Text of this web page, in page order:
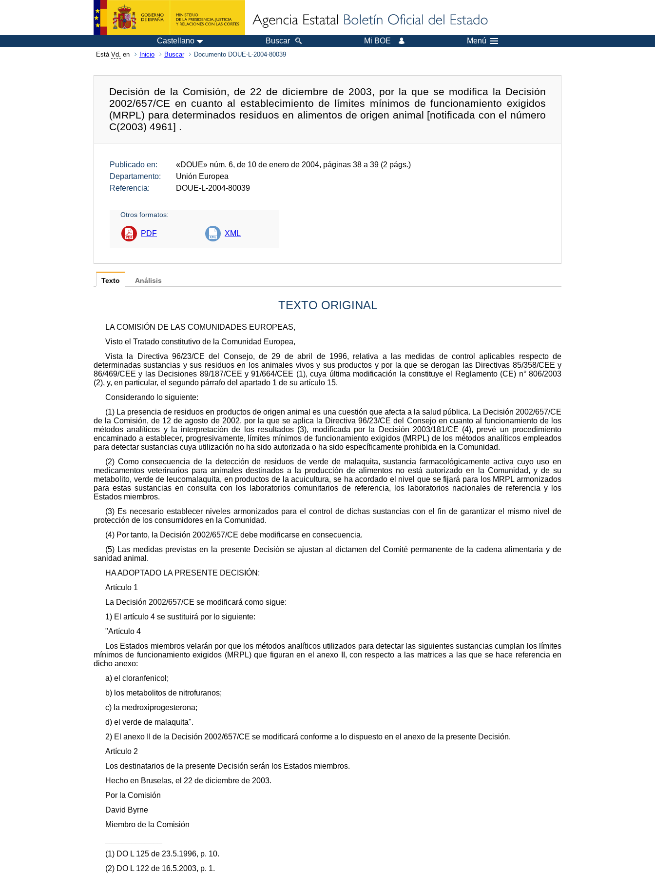
Castellano Buscar Mi BOE Menú
Está Vd. en Inicio Buscar Documento DOUE-L-2004-80039
Decisión de la Comisión, de 22 de diciembre de 2003, por la que se modifica la Decisión
2002/657/CE en cuanto al establecimiento de límites mínimos de funcionamiento exigidos
(MRPL) para determinados residuos en alimentos de origen animal [notificada con el número
C(2003) 4961] .
Publicado en: «DOUE» núm. 6, de 10 de enero de 2004, páginas 38 a 39 (2 págs.)
Departamento:
Unión Europea
Referencia:
DOUE-L-2004-80039
Otros formatos:
PDF XML
Texto
TEXTO ORIGINAL
LA COMISIÓN DE LAS COMUNIDADES EUROPEAS,
Visto el Tratado constitutivo de la Comunidad Europea,
Vista la Directiva 96/23/CE del Consejo, de 29 de abril de 1996, relativa a las medidas de control aplicables respecto de
determinadas sustancias y sus residuos en los animales vivos y sus productos y por la que se derogan las Directivas 85/358/CEE y
86/469/CEE y las Decisiones 89/187/CEE y 91/664/CEE (1), cuya última modificación la constituye el Reglamento (CE) n° 806/2003
(2), y, en particular, el segundo párrafo del apartado 1 de su artículo 15,
Considerando lo siguiente:
(1) La presencia de residuos en productos de origen animal es una cuestión que afecta a la salud pública. La Decisión 2002/657/CE
de la Comisión, de 12 de agosto de 2002, por la que se aplica la Directiva 96/23/CE del Consejo en cuanto al funcionamiento de los
métodos analíticos y la interpretación de los resultados (3), modificada por la Decisión 2003/181/CE (4), prevé un procedimiento
encaminado a establecer, progresivamente, límites mínimos de funcionamiento exigidos (MRPL) de los métodos analíticos empleados
para detectar sustancias cuya utilización no ha sido autorizada o ha sido específicamente prohibida en la Comunidad.
(2) Como consecuencia de la detección de residuos de verde de malaquita, sustancia farmacológicamente activa cuyo uso en
medicamentos veterinarios para animales destinados a la producción de alimentos no está autorizado en la Comunidad, y de su
metabolito, verde de leucomalaquita, en productos de la acuicultura, se ha acordado el nivel que se fijará para los MRPL armonizados
para estas sustancias en consulta con los laboratorios comunitarios de referencia, los laboratorios nacionales de referencia y los
Estados miembros.
(3) Es necesario establecer niveles armonizados para el control de dichas sustancias con el fin de garantizar el mismo nivel de
protección de los consumidores en la Comunidad.
(4) Por tanto, la Decisión 2002/657/CE debe modificarse en consecuencia.
(5) Las medidas previstas en la presente Decisión se ajustan al dictamen del Comité permanente de la cadena alimentaria y de
sanidad animal.
HA ADOPTADO LA PRESENTE DECISIÓN:
Artículo 1
La Decisión 2002/657/CE se modificará como sigue:
1) El artículo 4 se sustituirá por lo siguiente:
"Artículo 4
Los Estados miembros velarán por que los métodos analíticos utilizados para detectar las siguientes sustancias cumplan los límites
mínimos de funcionamiento exigidos (MRPL) que figuran en el anexo II, con respecto a las matrices a las que se hace referencia en
dicho anexo:
a) el cloranfenicol;
b) los metabolitos de nitrofuranos;
c) la medroxiprogesterona;
d) el verde de malaquita".
2) El anexo II de la Decisión 2002/657/CE se modificará conforme a lo dispuesto en el anexo de la presente Decisión.
Artículo 2
Los destinatarios de la presente Decisión serán los Estados miembros.
Hecho en Bruselas, el 22 de diciembre de 2003.
Por la Comisión
David Byrne
Miembro de la Comisión
(1) DO L 125 de 23.5.1996, p. 10.
(2) DO L 122 de 16.5.2003, p. 1.
Análisis